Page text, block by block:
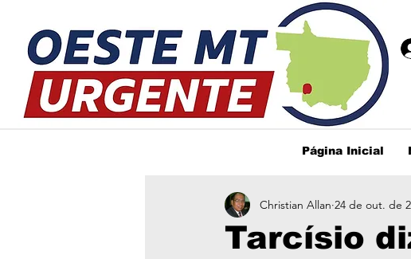
Página Inicial
Tarcísio
Christian Allan 24 de out. de